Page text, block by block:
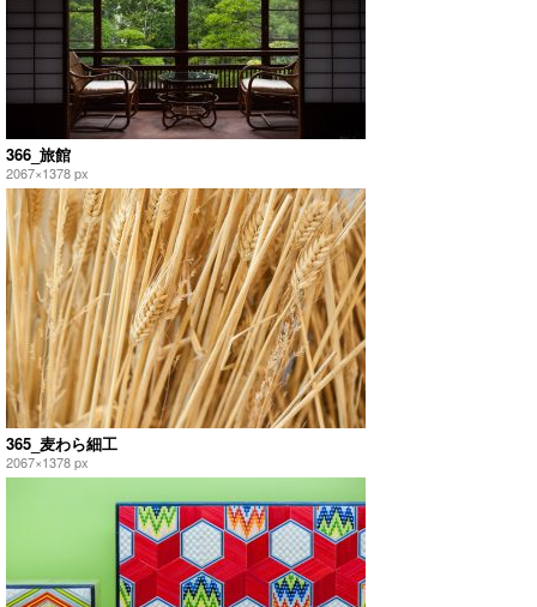
366_旅館
2067×1378 px
365_麦わら細工
2067×1378 px